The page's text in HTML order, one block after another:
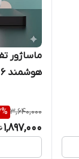
هوشمند ۶ سرعته ۱۲ کاره
3,640,000
%
1,897,000